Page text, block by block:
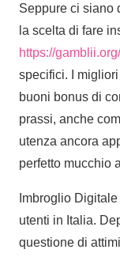
Seppure ci siano
la scelta di fare
https://
specifici. I
buoni bonus di
prassi, anche
utenza ancora
perfetto mucchio
Imbroglio
utenti in Italia.
questione di